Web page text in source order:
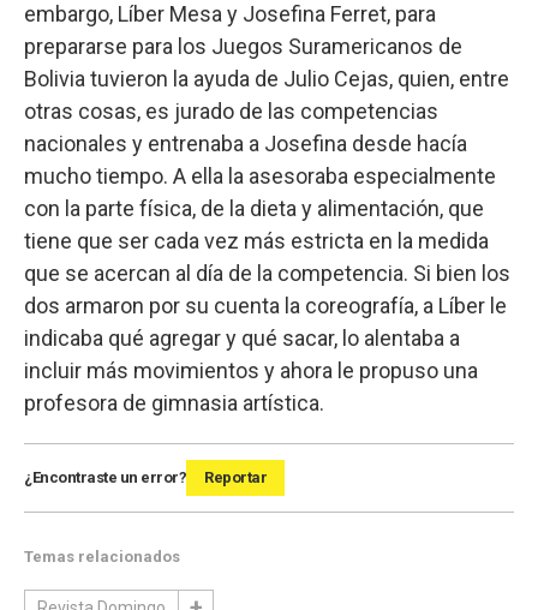
embargo, Líber Mesa y Josefina Ferret, para
prepararse para los Juegos Suramericanos de
Bolivia tuvieron la ayuda de Julio Cejas, quien, entre
otras cosas, es jurado de las competencias
nacionales y entrenaba a Josefina desde hacía
mucho tiempo. A ella la asesoraba especialmente
con la parte física, de la dieta y alimentación, que
tiene que ser cada vez más estricta en la medida
que se acercan al día de la competencia. Si bien los
dos armaron por su cuenta la coreografía, a Líber le
indicaba qué agregar y qué sacar, lo alentaba a
incluir más movimientos y ahora le propuso una
profesora de gimnasia artística.
¿Encontraste un error? Reportar
Temas relacionados